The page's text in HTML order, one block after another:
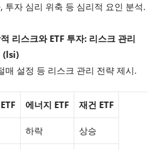
투자 심리 위축 등 심리적 요인 분석.
리스크와 ETF 투자: 리스크 관리
(lsi)
매 설정 등 리스크 관리 전략 제시.
에너지 ETF 재건 ETF
하락 상승